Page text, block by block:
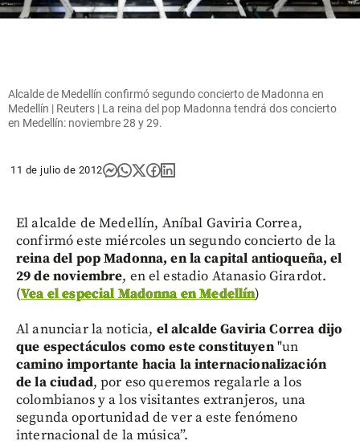
Alcalde de Medellín confirmó segundo concierto de Madonna en
Medellín | Reuters | La reina del pop Madonna tendrá dos concierto
en Medellín: noviembre 28 y 29.
11 de julio de 2012
El alcalde de Medellín, Aníbal Gaviria Correa,
confirmó este miércoles un segundo concierto de la
reina del pop Madonna, en la capital antioqueña, el
29 de noviembre, en el estadio Atanasio Girardot.
(Vea el especial Madonna en Medellín)
Al anunciar la noticia, el alcalde Gaviria Correa dijo
que espectáculos como este constituyen"un
camino importante hacia la internacionalización
de la ciudad, por eso queremos regalarle a los
colombianos y a los visitantes extranjeros, una
segunda oportunidad de ver a este fenómeno
internacional de la música”.